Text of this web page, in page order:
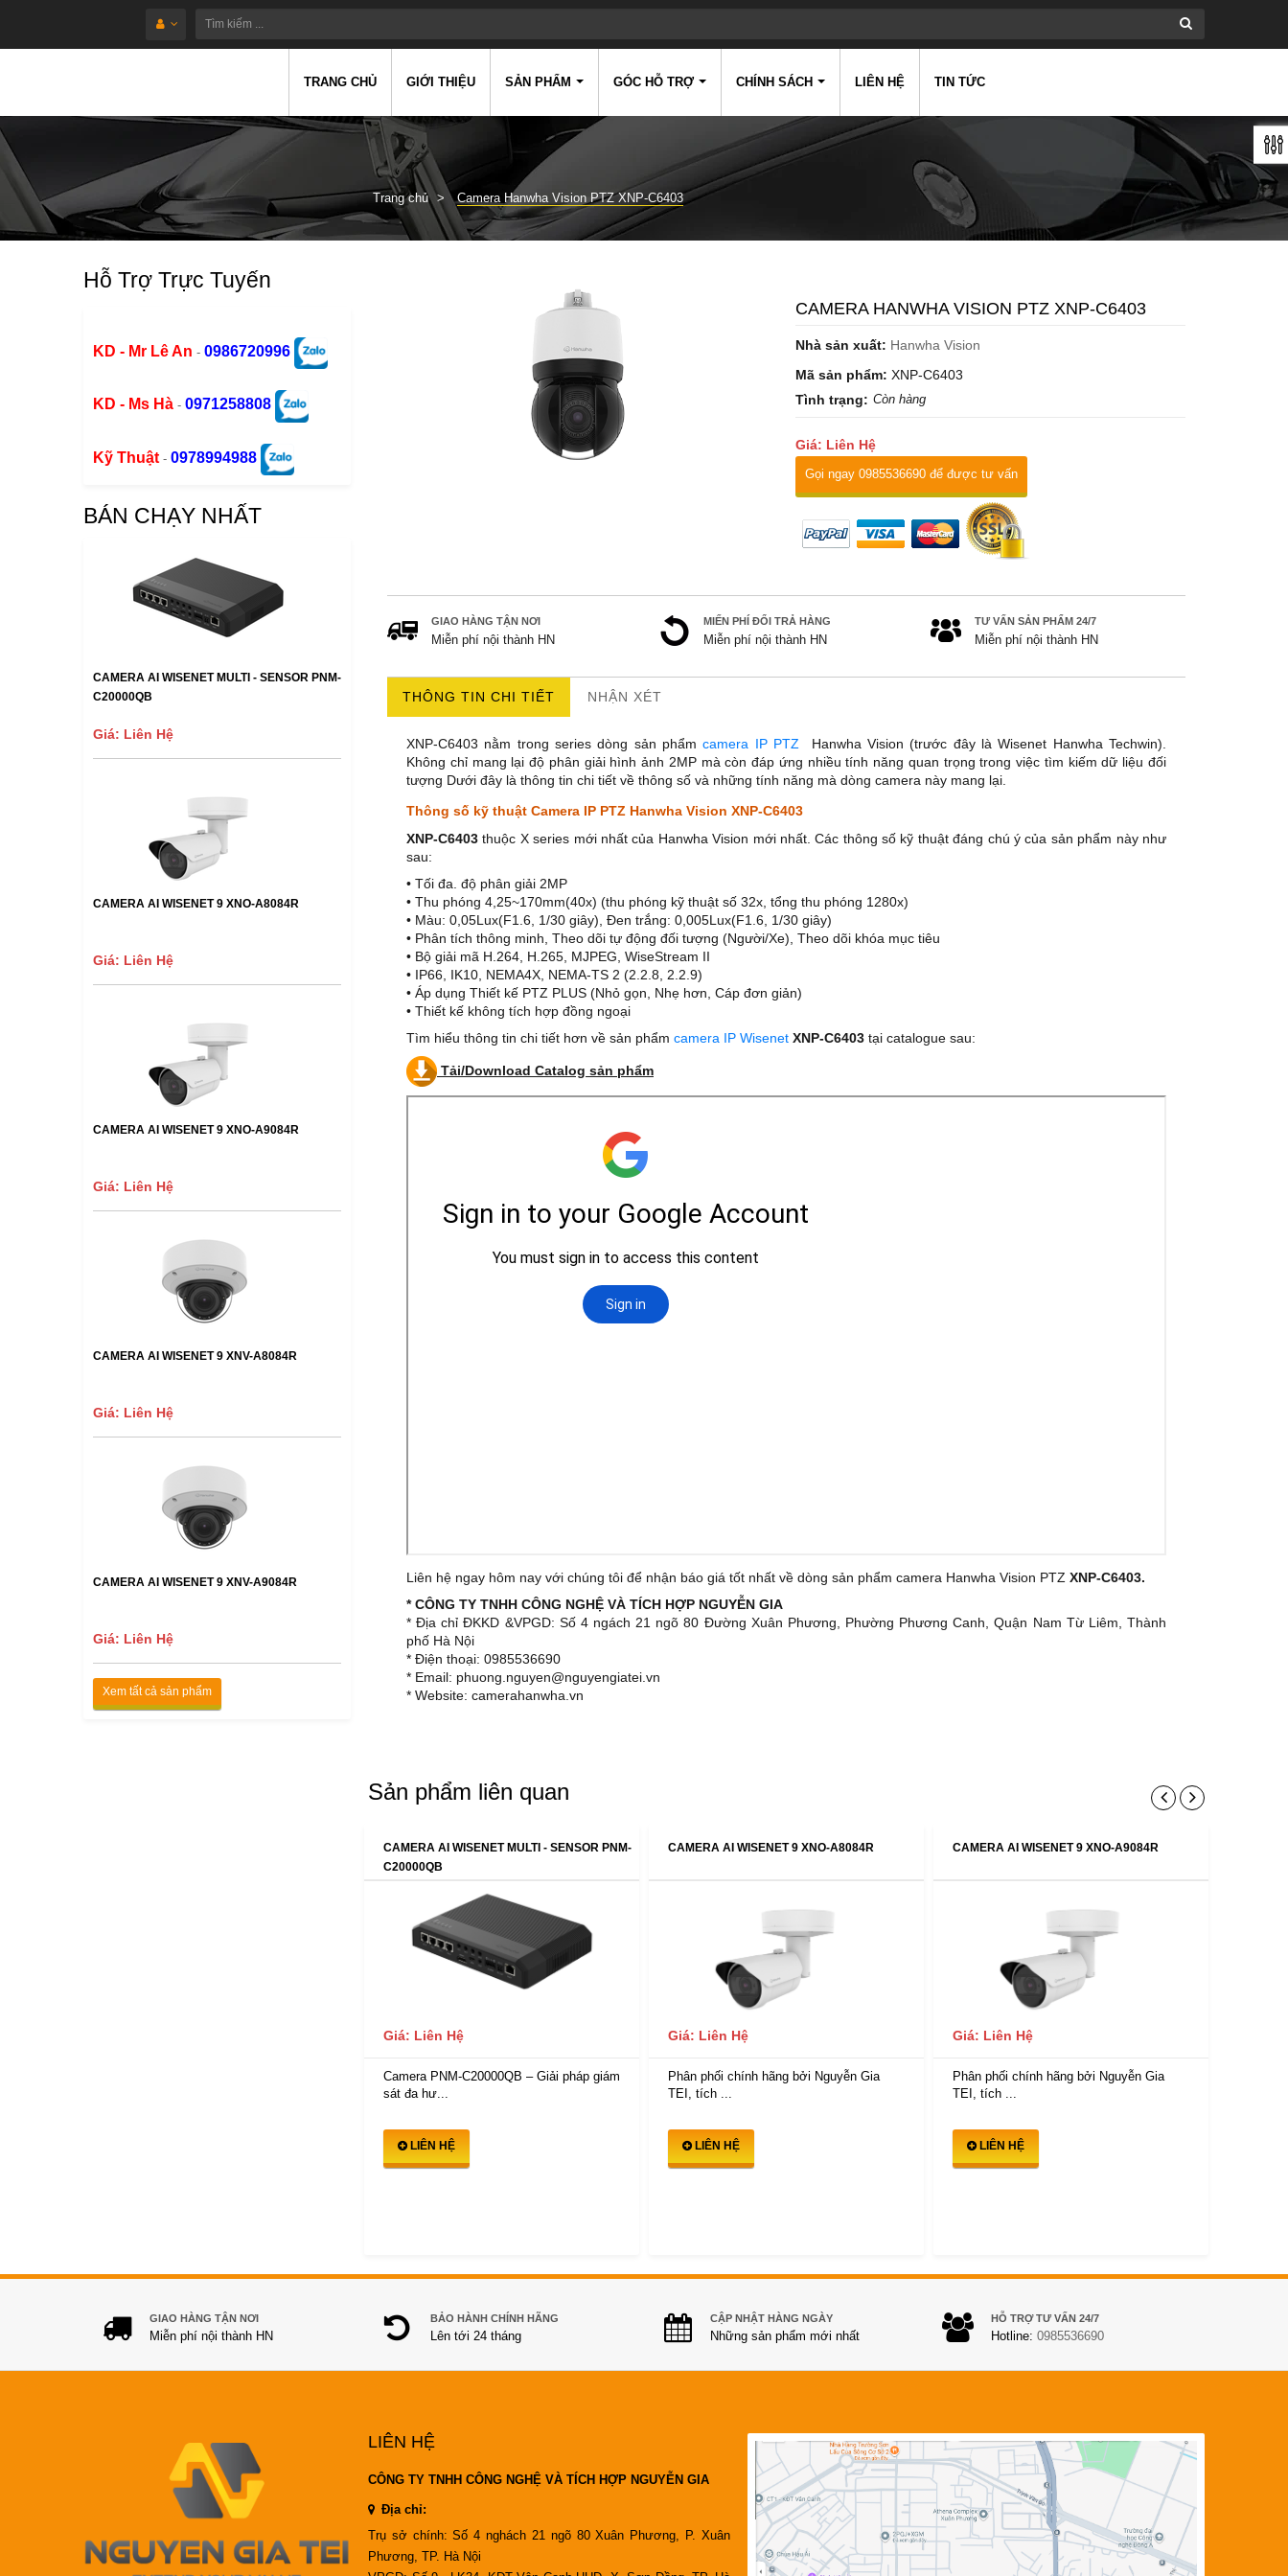
TRANG CHỦ GIỚI THIỆU SẢN PHẨM GÓC HỖ TRỢ CHÍNH SÁCH LIÊN HỆ TIN TỨC
Trang chủ Camera Hanwha Vision PTZ XNP-C6403
Hỗ Trợ Trực Tuyến
KD - Mr Lê An - 0986720996
KD - Ms Hà - 0971258808
Kỹ Thuật - 0978994988
BÁN CHẠY NHẤT
CAMERA AI WISENET MULTI - SENSOR PNM-
C20000QB
Giá: Liên Hệ
CAMERA AI WISENET 9 XNO-A8084R
Giá: Liên Hệ
CAMERA AI WISENET 9 XNO-A9084R
Giá: Liên Hệ
CAMERA AI WISENET 9 XNV-A8084R
Giá: Liên Hệ
CAMERA AI WISENET 9 XNV-A9084R
Giá: Liên Hệ
Xem tất cả sản phẩm
CAMERA HANWHA VISION PTZ XNP-C6403
Nhà sản xuất: Hanwha Vision
Mã sản phẩm: XNP-C6403
Tình trạng: Còn hàng
Giá: Liên Hệ
Gọi ngay 0985536690 để được tư vấn
GIAO HÀNG TẬN NƠI
Miễn phí nội thành HN
MIẾN PHÍ ĐỔI TRẢ HÀNG
Miễn phí nội thành HN
TƯ VẤN SẢN PHẨM 24/7
Miễn phí nội thành HN
THÔNG TIN CHI TIẾT NHẬN XÉT
XNP-C6403 nằm trong series dòng sản phẩm camera IP PTZ Hanwha Vision (trước đây là Wisenet Hanwha Techwin).
Không chỉ mang lại độ phân giải hình ảnh 2MP mà còn đáp ứng nhiều tính năng quan trọng trong việc tìm kiếm dữ liệu đối
tượng Dưới đây là thông tin chi tiết về thông số và những tính năng mà dòng camera này mang lại.
Thông số kỹ thuật Camera IP PTZ Hanwha Vision XNP-C6403
XNP-C6403thuộc X series mới nhất của Hanwha Vision mới nhất. Các thông số kỹ thuật đáng chú ý của sản phẩm này như
sau:
• Tối đa. độ phân giải 2MP
• Thu phóng 4,25~170mm(40x) (thu phóng kỹ thuật số 32x, tổng thu phóng 1280x)
• Màu: 0,05Lux(F1.6, 1/30 giây), Đen trắng: 0,005Lux(F1.6, 1/30 giây)
• Phân tích thông minh, Theo dõi tự động đối tượng (Người/Xe), Theo dõi khóa mục tiêu
• Bộ giải mã H.264, H.265, MJPEG, WiseStream II
• IP66, IK10, NEMA4X, NEMA-TS 2 (2.2.8, 2.2.9)
• Áp dụng Thiết kế PTZ PLUS (Nhỏ gọn, Nhẹ hơn, Cáp đơn giản)
• Thiết kế không tích hợp đồng ngoại
Tìm hiểu thông tin chi tiết hơn về sản phẩm camera IP Wisenet XNP-C6403 tại catalogue sau:
Tải/Download Catalog sản phẩm
Liên hệ ngay hôm nay với chúng tôi để nhận báo giá tốt nhất về dòng sản phẩm camera Hanwha Vision PTZ XNP-C6403.
* CÔNG TY TNHH CÔNG NGHỆ VÀ TÍCH HỢP NGUYỄN GIA
* Địa chỉ ĐKKD &VPGD: Số 4 ngách 21 ngõ 80 Đường Xuân Phương, Phường Phương Canh, Quận Nam Từ Liêm, Thành
phố Hà Nội
* Điện thoại: 0985536690
* Email: phuong.nguyen@nguyengiatei.vn
* Website: camerahanwha.vn
Sản phẩm liên quan
CAMERA AI WISENET MULTI - SENSOR PNM-
C20000QB
Giá: Liên Hệ
Camera PNM-C20000QB – Giải pháp giám
sát đa hư...
LIÊN HỆ
CAMERA AI WISENET 9 XNO-A8084R
Giá: Liên Hệ
Phân phối chính hãng bởi Nguyễn Gia
TEI, tích ...
LIÊN HỆ
CAMERA AI WISENET 9 XNO-A9084R
Giá: Liên Hệ
Phân phối chính hãng bởi Nguyễn Gia
TEI, tích ...
LIÊN HỆ
GIAO HÀNG TẬN NƠI
Miễn phí nội thành HN
BẢO HÀNH CHÍNH HÃNG
Lên tới 24 tháng
CẬP NHẬT HÀNG NGÀY
Những sản phẩm mới nhất
HỖ TRỢ TƯ VẤN 24/7
Hotline: 0985536690
LIÊN HỆ
CÔNG TY TNHH CÔNG NGHỆ VÀ TÍCH HỢP NGUYỄN GIA
Địa chỉ:
Trụ sở chính: Số 4 nghách 21 ngõ 80 Xuân Phương, P. Xuân
Phương, TP. Hà Nội